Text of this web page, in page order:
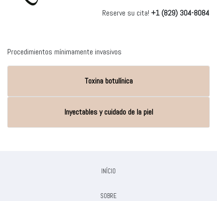
Reserve su cita! +1 (829) 304-8084
Procedimientos mínimamente invasivos
Toxina botulínica
Inyectables y cuidado de la piel
INÍCIO
SOBRE